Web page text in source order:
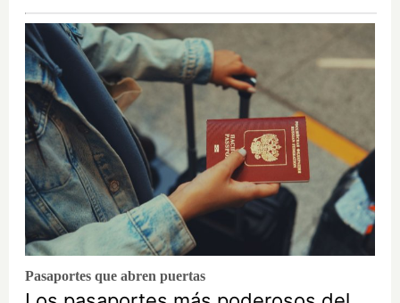
Pasaportes que abren puertas